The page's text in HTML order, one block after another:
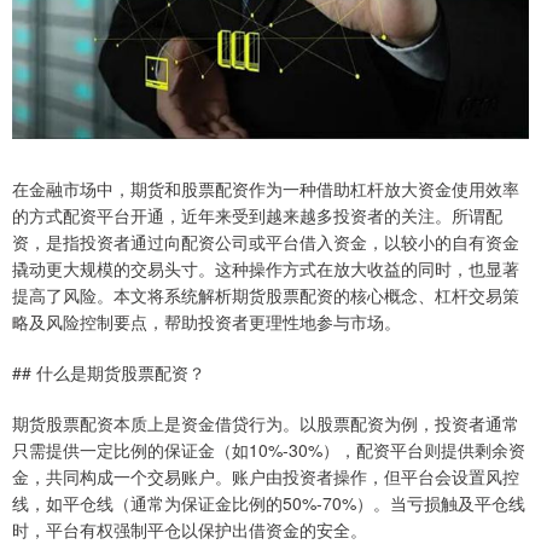
在金融市场中，期货和股票配资作为一种借助杠杆放大资金使用效率
的方式配资平台开通，近年来受到越来越多投资者的关注。所谓配
资，是指投资者通过向配资公司或平台借入资金，以较小的自有资金
撬动更大规模的交易头寸。这种操作方式在放大收益的同时，也显著
提高了风险。本文将系统解析期货股票配资的核心概念、杠杆交易策
略及风险控制要点，帮助投资者更理性地参与市场。
## 什么是期货股票配资？
期货股票配资本质上是资金借贷行为。以股票配资为例，投资者通常
只需提供一定比例的保证金（如10%-30%），配资平台则提供剩余资
金，共同构成一个交易账户。账户由投资者操作，但平台会设置风控
线，如平仓线（通常为保证金比例的50%-70%）。当亏损触及平仓线
时，平台有权强制平仓以保护出借资金的安全。